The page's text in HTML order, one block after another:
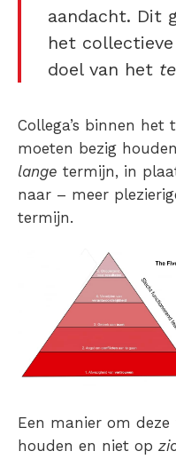
aandacht. Dit
het
doel van het
Collega’s binnen
moeten bezig
lange termijn, in
naar – meer
termijn.
Een manier om
houden en niet op